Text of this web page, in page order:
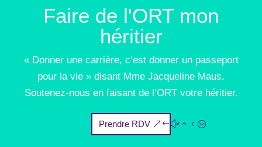
Faire de l'ORT mon
héritier
« Donner une carrière, c’est donner un passeport
pour la vie » disant Mme Jacqueline Maus.
Soutenez-nous en faisant de l’ORT votre héritier.
Prendre RDV